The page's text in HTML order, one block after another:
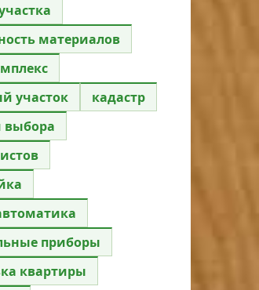
материалов
участок
кадастр
выбора
приборы
квартиры